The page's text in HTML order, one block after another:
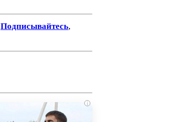
Подписывайтесь,
i